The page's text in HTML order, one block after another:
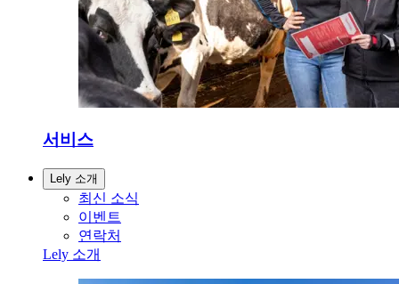
서비스
Lely 소개
최신 소식
이벤트
연락처
Lely 소개